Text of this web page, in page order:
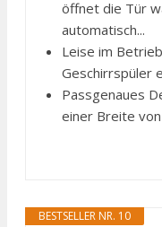
öffnet die Tür
automatisch...
Leise im
Geschirrspüler
Passgenaues
einer Breite
BESTSELLER NR. 10